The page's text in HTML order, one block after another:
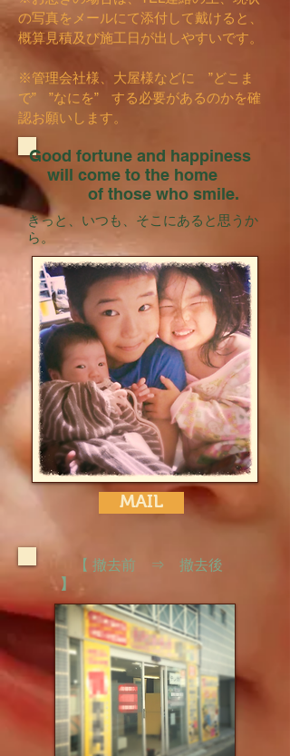
の写真をメールにて添付して戴けると、
概算見積及び施工日が出しやすいです。
※管理会社様、大屋様などに ”どこま
で” ”なにを” する必要があるのかを確
認お願いします。
Good fortune and happiness
will come to the home
of those who smile.
きっと、いつも、そこにあると思うか
ら。
MAIL
【 撤去前 ⇒ 撤去後
】